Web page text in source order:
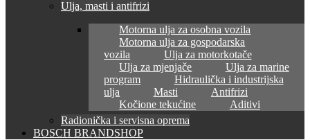
Ulja, masti i antifrizi
Motorna ulja za osobna vozila
Motorna ulja za gospodarska
vozila
Ulja za motorkotače
Ulja za mjenjače
Ulja za marine
program
Hidraulička i industrijska
ulja
Masti
Antifrizi
Kočione tekućine
Aditivi
Radionička i servisna oprema
BOSCH BRANDSHOP